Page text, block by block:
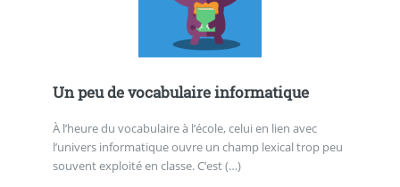
Un peu de vocabulaire informatique
À l’heure du vocabulaire à l’école, celui en lien avec
l’univers informatique ouvre un champ lexical trop peu
souvent exploité en classe. C’est (…)